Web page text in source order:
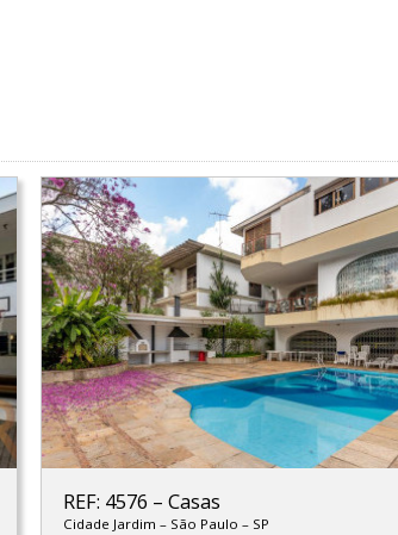
REF: 4576 – Casas
Cidade Jardim – São Paulo – SP